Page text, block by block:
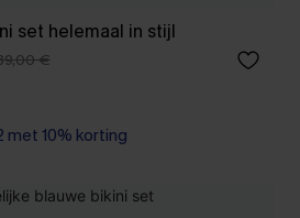
Roze bikini set helemaal in stijl
€
met 10% korting